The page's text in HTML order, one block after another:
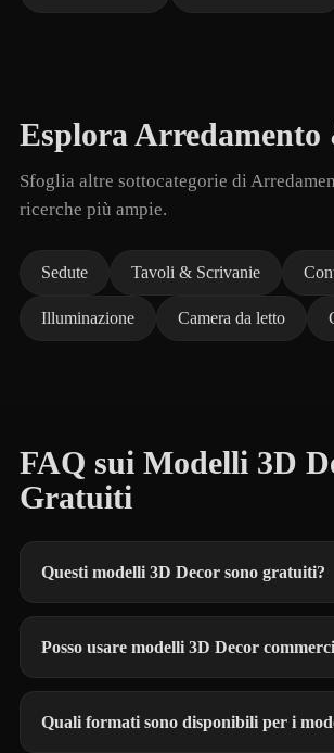
Esplora Arredamento
Sfoglia altre sottocategorie di
ricerche più ampie.
Sedute Tavoli & Scrivanie
Illuminazione Camera da letto
FAQ sui Modelli 3D
Gratuiti
Questi modelli 3D Decor sono gratuiti?
Posso usare modelli 3D Decor
Quali formati sono disponibili per i